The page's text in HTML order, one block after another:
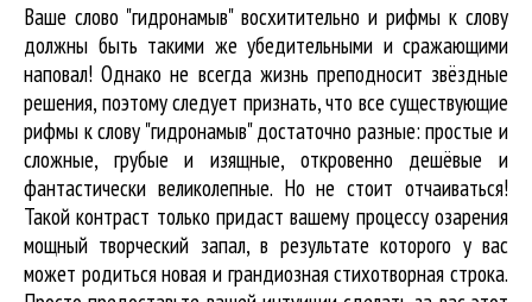
Ваше слово "гидронамыв" восхитительно и рифмы к слову
должны быть такими же убедительными и сражающими
наповал! Однако не всегда жизнь преподносит звёздные
решения, поэтому следует признать, что все существующие
рифмы к слову "гидронамыв" достаточно разные: простые и
сложные, грубые и изящные, откровенно дешёвые и
фантастически великолепные. Но не стоит отчаиваться!
Такой контраст только придаст вашему процессу озарения
мощный творческий запал, в результате которого у вас
может родиться новая и грандиозная стихотворная строка.